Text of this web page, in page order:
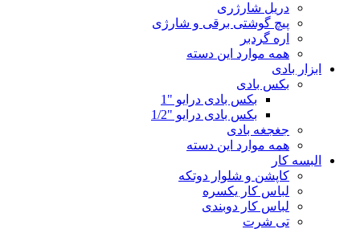
دریل شارژری
پیچ گوشتی برقی و شارژی
اره گردبر
همه موارد این دسته
ابزار بادی
بکس بادی
بکس بادی درایو "1
بکس بادی درایو "1/2
جغجغه بادی
همه موارد این دسته
البسه کار
کاپشن و شلوار دوتکه
لباس کار یکسره
لباس کار دوبندی
تی شرت